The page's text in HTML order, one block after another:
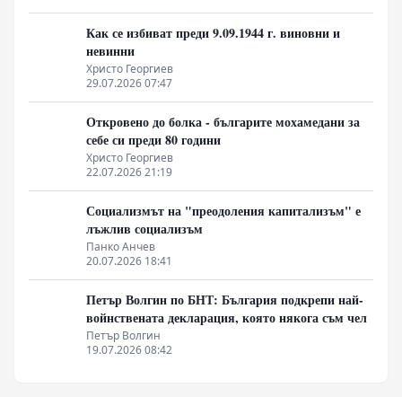
Как се избиват преди 9.09.1944 г. виновни и
невинни
Христо Георгиев
29.07.2026 07:47
Откровено до болка - българите мохамедани за
себе си преди 80 години
Христо Георгиев
22.07.2026 21:19
Социализмът на "преодоления капитализъм" е
лъжлив социализъм
Панко Анчев
20.07.2026 18:41
Петър Волгин по БНТ: България подкрепи най-
войнствената декларация, която някога съм чел
Петър Волгин
19.07.2026 08:42